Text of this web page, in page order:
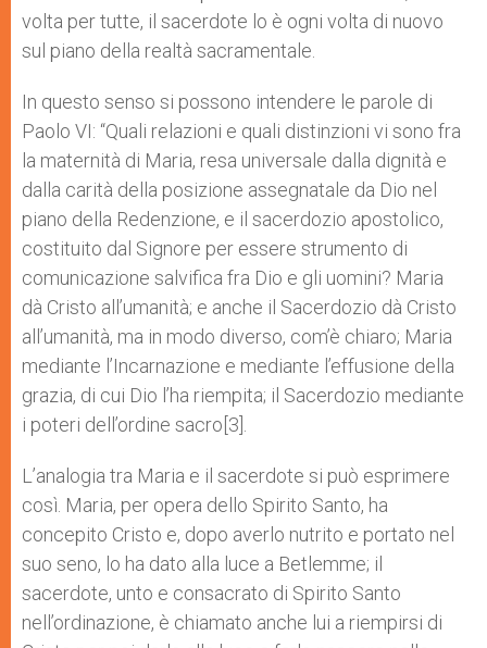
volta per tutte, il sacerdote lo è ogni volta di nuovo
sul piano della realtà sacramentale.
In questo senso si possono intendere le parole di
Paolo VI: “Quali relazioni e quali distinzioni vi sono fra
la maternità di Maria, resa universale dalla dignità e
dalla carità della posizione assegnatale da Dio nel
piano della Redenzione, e il sacerdozio apostolico,
costituito dal Signore per essere strumento di
comunicazione salvifica fra Dio e gli uomini? Maria
dà Cristo all’umanità; e anche il Sacerdozio dà Cristo
all’umanità, ma in modo diverso, com’è chiaro; Maria
mediante l’Incarnazione e mediante l’effusione della
grazia, di cui Dio l’ha riempita; il Sacerdozio mediante
i poteri dell’ordine sacro[3].
L’analogia tra Maria e il sacerdote si può esprimere
così. Maria, per opera dello Spirito Santo, ha
concepito Cristo e, dopo averlo nutrito e portato nel
suo seno, lo ha dato alla luce a Betlemme; il
sacerdote, unto e consacrato di Spirito Santo
nell’ordinazione, è chiamato anche lui a riempirsi di